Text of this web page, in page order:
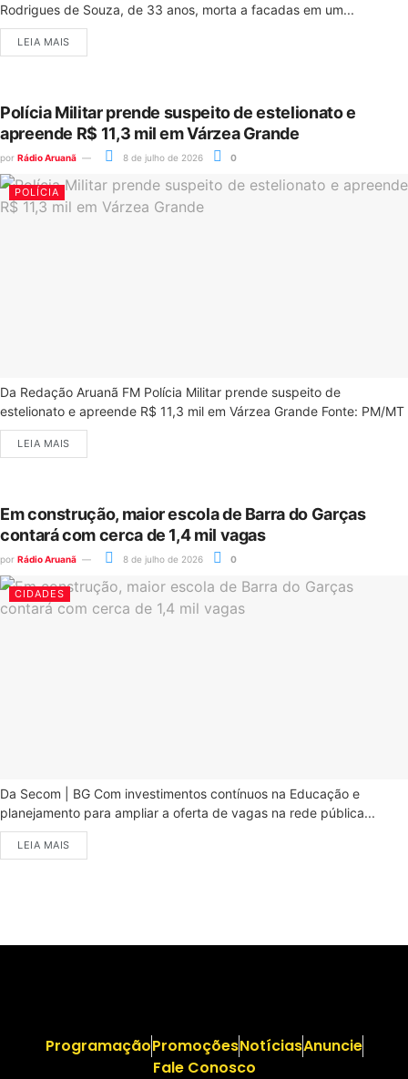
Rodrigues de Souza, de 33 anos, morta a facadas em um...
LEIA MAIS
Polícia Militar prende suspeito de estelionato e
apreende R$ 11,3 mil em Várzea Grande
por Rádio Aruanã 8 de julho de 2026 0
POLÍCIA
Da Redação Aruanã FM Polícia Militar prende suspeito de
estelionato e apreende R$ 11,3 mil em Várzea Grande Fonte: PM/MT
LEIA MAIS
Em construção, maior escola de Barra do Garças
contará com cerca de 1,4 mil vagas
por Rádio Aruanã 8 de julho de 2026 0
CIDADES
Da Secom | BG Com investimentos contínuos na Educação e
planejamento para ampliar a oferta de vagas na rede pública...
LEIA MAIS
ProgramaçãoPromoçõesNotíciasAnuncie
Fale Conosco